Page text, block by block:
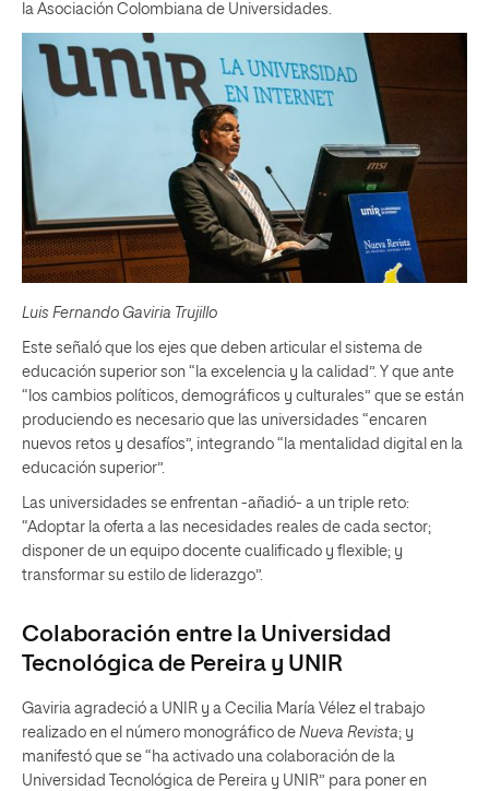
la Asociación Colombiana de Universidades.
Luis Fernando Gaviria Trujillo
Este señaló que los ejes que deben articular el sistema de
educación superior son “la excelencia y la calidad”. Y que ante
“los cambios políticos, demográficos y culturales” que se están
produciendo es necesario que las universidades “encaren
nuevos retos y desafíos”, integrando “la mentalidad digital en la
educación superior”.
Las universidades se enfrentan -añadió- a un triple reto:
“Adoptar la oferta a las necesidades reales de cada sector;
disponer de un equipo docente cualificado y flexible; y
transformar su estilo de liderazgo”.
Colaboración entre la Universidad
Tecnológica de Pereira y UNIR
Gaviria agradeció a UNIR y a Cecilia María Vélez el trabajo
realizado en el número monográfico de Nueva Revista; y
manifestó que se “ha activado una colaboración de la
Universidad Tecnológica de Pereira y UNIR” para poner en